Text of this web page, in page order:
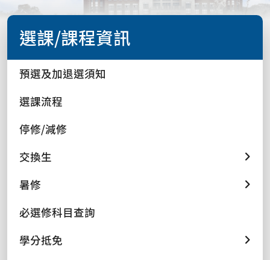
選課/課程資訊
預選及加退選須知
選課流程
停修/減修
交換生
暑修
必選修科目查詢
學分抵免